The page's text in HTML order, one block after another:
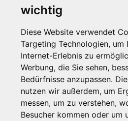
wichtig
Diese Website verwendet
Targeting Technologien, um
Internet-Erlebnis zu
Werbung, die Sie sehen,
Bedürfnisse anzupassen.
nutzen wir außerdem, um
messen, um zu verstehen,
Besucher kommen oder um
Hygiene-Treteimer, 5
glänzend
Zum Artikel